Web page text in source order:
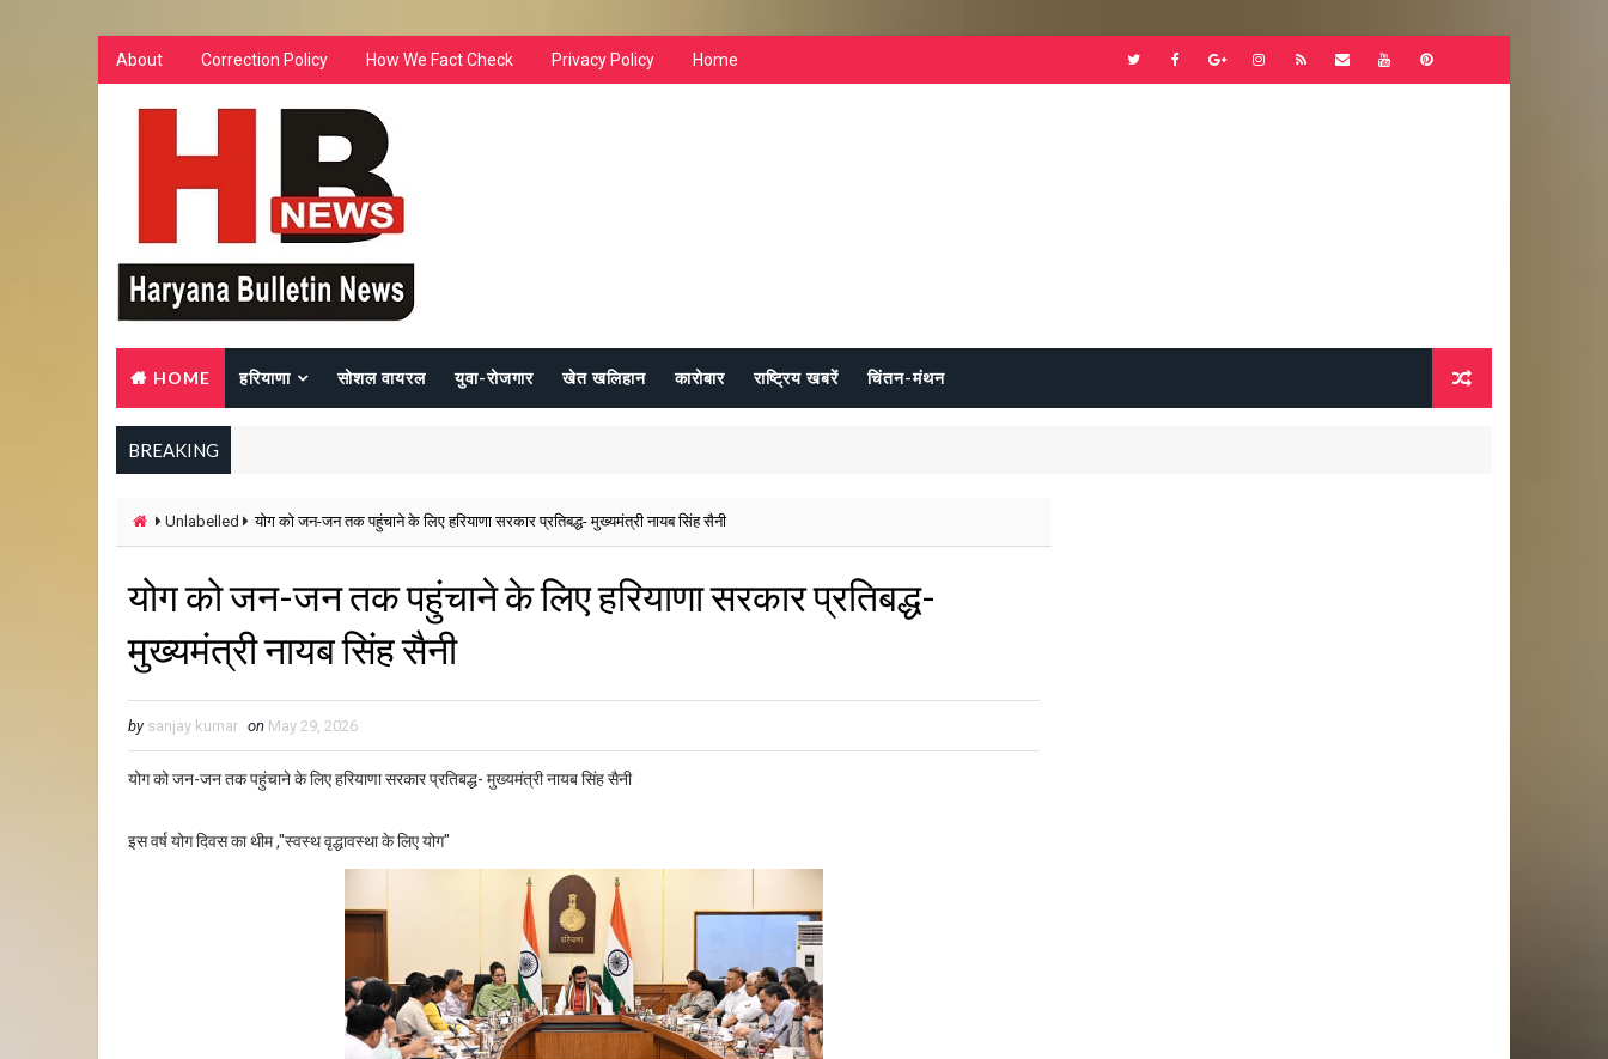
About Correction Policy How We Fact Check Privacy Policy Home
HOME हरियाणा सोशल वायरल युवा-रोजगार खेत खलिहान कारोबार राष्ट्रिय खबरें चिंतन-मंथन
BREAKING
Unlabelled योग को जन-जन तक पहुंचाने के लिए हरियाणा सरकार प्रतिबद्ध- मुख्यमंत्री नायब सिंह सैनी
योग को जन-जन तक पहुंचाने के लिए हरियाणा सरकार प्रतिबद्ध-
मुख्यमंत्री नायब सिंह सैनी
by sanjay kumar on May 29, 2026
योग को जन-जन तक पहुंचाने के लिए हरियाणा सरकार प्रतिबद्ध- मुख्यमंत्री नायब सिंह सैनी
इस वर्ष योग दिवस का थीम ,"स्वस्थ वृद्धावस्था के लिए योग"